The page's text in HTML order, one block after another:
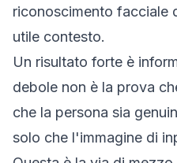
riconoscimento facciale
utile contesto.
Un risultato forte è
debole non è la prova
che la persona sia
solo che l'immagine di